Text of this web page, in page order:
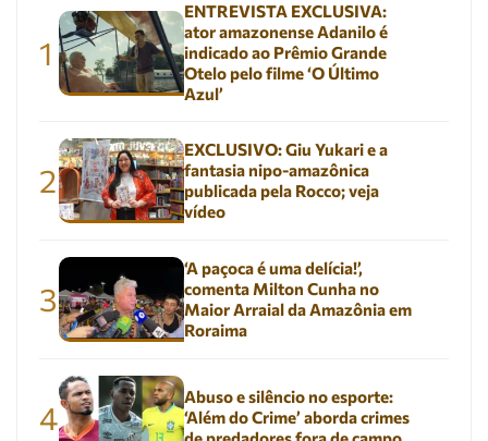
1
ENTREVISTA EXCLUSIVA:
ator amazonense Adanilo é
indicado ao Prêmio Grande
Otelo pelo filme ‘O Último
Azul’
2
EXCLUSIVO: Giu Yukari e a
fantasia nipo-amazônica
publicada pela Rocco; veja
vídeo
3
‘A paçoca é uma delícia!’,
comenta Milton Cunha no
Maior Arraial da Amazônia em
Roraima
4
Abuso e silêncio no esporte:
‘Além do Crime’ aborda crimes